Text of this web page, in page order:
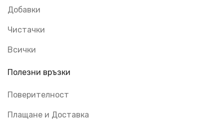
Добавки
Чистачки
Всички
Полезни връзки
Поверителност
Плащане и Доставка